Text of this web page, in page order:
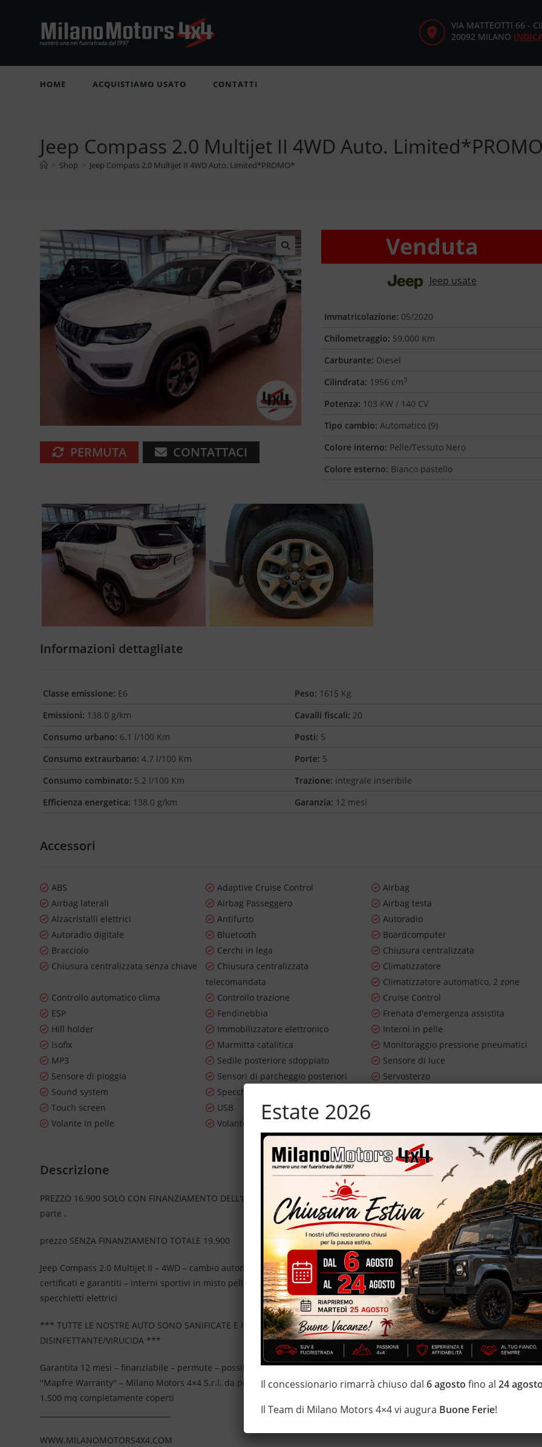
VIA MATTEOTTI 66 -
20092 MILANO
HOME ACQUISTIAMO USATO CONTATTI
Jeep Compass 2.0 Multijet II 4WD Auto.
> Shop > Jeep Compass 2.0 Multijet II 4WD Auto. Limited*PROMO*
🔍
PERMUTA CONTATTACI
Venduta
Jeep usate
Immatricolazione: 05/2020
Chilometraggio: 59.000 Km
Carburante: Diesel
Cilindrata: 1956 cm3
Potenza: 103 KW / 140 CV
Tipo cambio: Automatico (9)
Colore interno: Pelle/Tessuto Nero
Colore esterno: Bianco pastello
Informazioni dettagliate
Classe emissione: E6
Emissioni: 138.0 g/km
Consumo urbano: 6.1 l/100 Km
Consumo extraurbano: 4.7 l/100 Km
Consumo combinato: 5.2 l/100 Km
Efficienza energetica: 138.0 g/km
Peso: 1615 Kg
Cavalli fiscali: 20
Posti: 5
Porte: 5
Trazione: integrale inseribile
Garanzia: 12 mesi
Accessori
ABS Adaptive Cruise Control
Airbag
Airbag laterali
Airbag Passeggero
Airbag testa
Alzacristalli elettrici
Antifurto
Autoradio
Autoradio digitale
Bluetooth
Boardcomputer
Bracciolo
Cerchi in lega
Chiusura centralizzata
Chiusura centralizzata senza chiave
Chiusura centralizzata
telecomandata
Climatizzatore
Climatizzatore automatico, 2 zone
Controllo automatico clima
Controllo trazione
Cruise Control
ESP
Fendinebbia
Frenata d'emergenza assistita
Hill holder
Immobilizzatore elettronico
Interni in pelle
Isofix
Marmitta catalitica
Monitoraggio pressione pneumatici
MP3
Sedile posteriore sdoppiato
Sensore di luce
Sensore di pioggia
Sensori di parcheggio posteriori
Servosterzo
Sound system
Specchietti laterali elettrici
Touch screen
USB
Volante in pelle
Volante multifunzione
Descrizione
PREZZO 16.900 SOLO CON FINANZIAMENTO DELL'INTERO IMPORTO !!!!! una eventuale PERMUTA verra acquiststa da noi a
parte .
prezzo SENZA FINANZIAMENTO TOTALE 19.900
Jeep Compass 2.0 Multijet II – 4WD – cambio automatico – allestimento Limited – cerchi in lega da 18'' bicolore – 62.463 km
certificati e garantiti – interni sportivi in misto pelle/stoffa – volante multifunzione – schermo touch – sensori park –
specchietti elettrici
*** TUTTE LE NOSTRE AUTO SONO SANIFICATE E IGIENIZZATE CON TRATTAMENTI DI VAPORE, OZONO E
DISINFETTANTE/VIRUCIDA ***
Garantita 12 mesi – finanziabile – permute – possibilità di estensione della garanzia con i leader del mercato ''Opteven'' e
''Mapfre Warranty'' – Milano Motors 4×4 S.r.l. da più di 20 anni Numeri Uno Nei Fuoristrada con un' esposizione da più di
1.500 mq completamente coperti
WWW.MILANOMOTORS4X4.COM
Estate 2026
Il concessionario rimarrà chiuso dal6 agosto fino al24
Il Team di Milano Motors 4×4 vi augura Buone Ferie!